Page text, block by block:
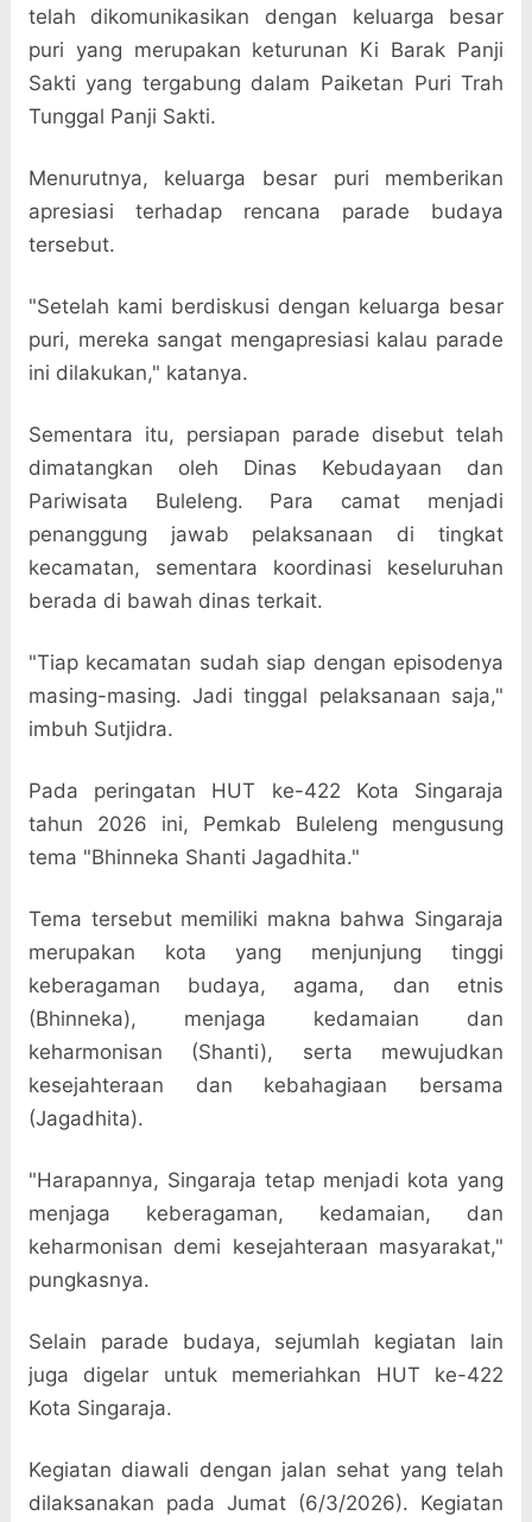
telah dikomunikasikan dengan keluarga besar
puri yang merupakan keturunan Ki Barak Panji
Sakti yang tergabung dalam Paiketan Puri Trah
Tunggal Panji Sakti.
Menurutnya, keluarga besar puri memberikan
apresiasi terhadap rencana parade budaya
tersebut.
"Setelah kami berdiskusi dengan keluarga besar
puri, mereka sangat mengapresiasi kalau parade
ini dilakukan," katanya.
Sementara itu, persiapan parade disebut telah
dimatangkan oleh Dinas Kebudayaan dan
Pariwisata Buleleng. Para camat menjadi
penanggung jawab pelaksanaan di tingkat
kecamatan, sementara koordinasi keseluruhan
berada di bawah dinas terkait.
"Tiap kecamatan sudah siap dengan episodenya
masing-masing. Jadi tinggal pelaksanaan saja,"
imbuh Sutjidra.
Pada peringatan HUT ke-422 Kota Singaraja
tahun 2026 ini, Pemkab Buleleng mengusung
tema "Bhinneka Shanti Jagadhita."
Tema tersebut memiliki makna bahwa Singaraja
merupakan kota yang menjunjung tinggi
keberagaman budaya, agama, dan etnis
(Bhinneka), menjaga kedamaian dan
keharmonisan (Shanti), serta mewujudkan
kesejahteraan dan kebahagiaan bersama
(Jagadhita).
"Harapannya, Singaraja tetap menjadi kota yang
menjaga keberagaman, kedamaian, dan
keharmonisan demi kesejahteraan masyarakat,"
pungkasnya.
Selain parade budaya, sejumlah kegiatan lain
juga digelar untuk memeriahkan HUT ke-422
Kota Singaraja.
Kegiatan diawali dengan jalan sehat yang telah
dilaksanakan pada Jumat (6/3/2026). Kegiatan